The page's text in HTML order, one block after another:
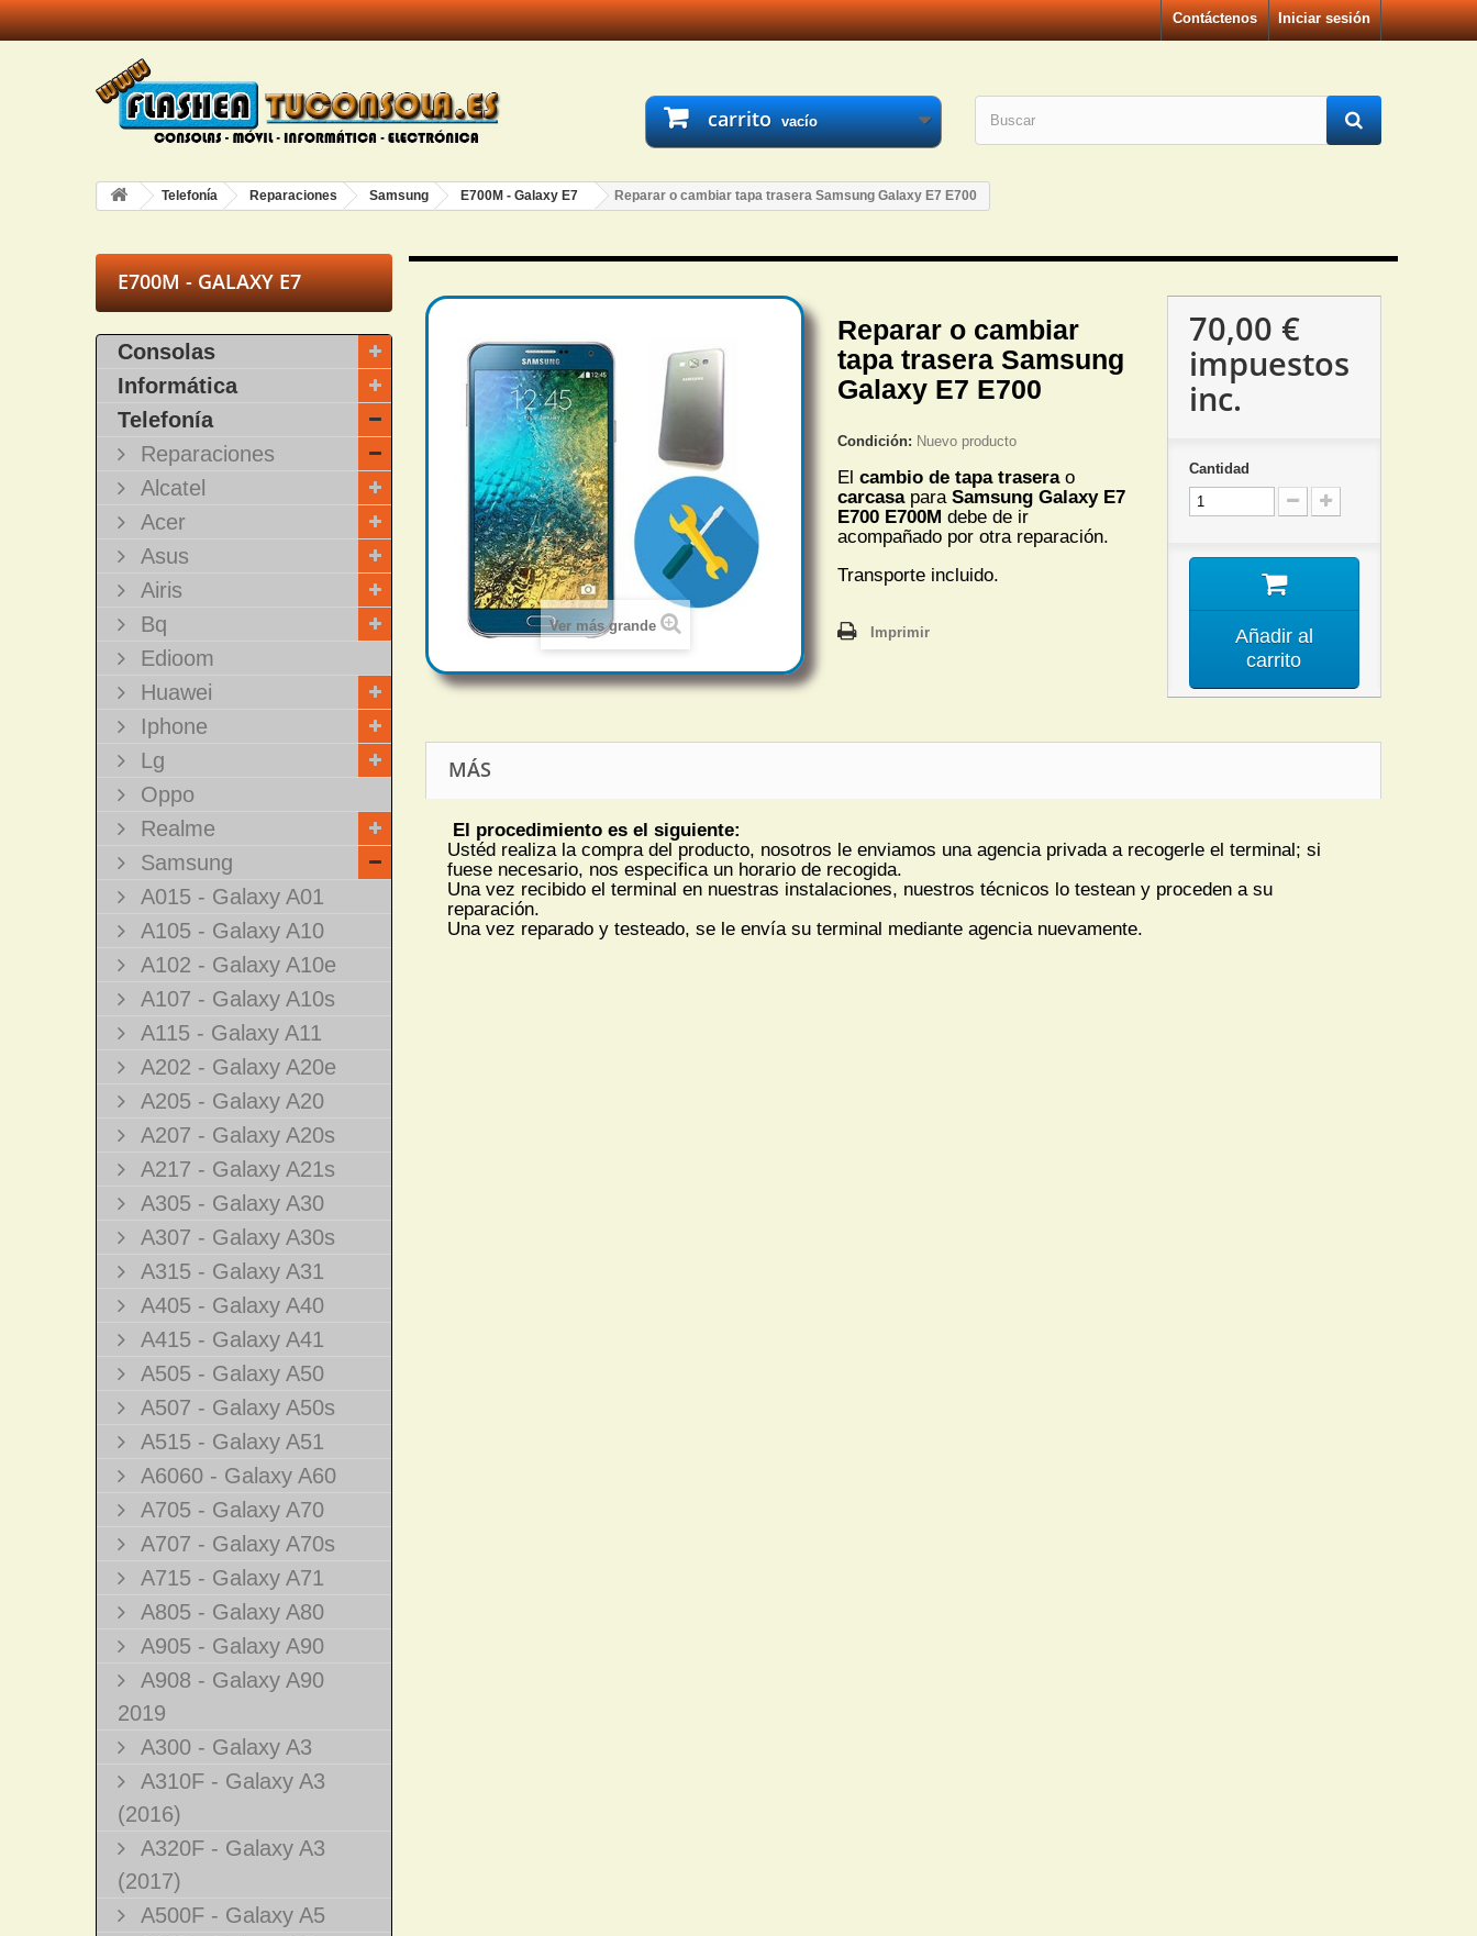
Iniciar sesión
Contáctenos
carrito vacío
Telefonía Reparaciones Samsung E700M - Galaxy E7 Reparar o cambiar tapa trasera Samsung Galaxy E7 E700
E700M - GALAXY E7
Consolas
Informática
Telefonía
Reparaciones
Alcatel
Acer
Asus
Airis
Bq
Edioom
Huawei
Iphone
Lg
Oppo
Realme
Samsung
A015 - Galaxy A01
A105 - Galaxy A10
A102 - Galaxy A10e
A107 - Galaxy A10s
A115 - Galaxy A11
A202 - Galaxy A20e
A205 - Galaxy A20
A207 - Galaxy A20s
A217 - Galaxy A21s
A305 - Galaxy A30
A307 - Galaxy A30s
A315 - Galaxy A31
A405 - Galaxy A40
A415 - Galaxy A41
A505 - Galaxy A50
A507 - Galaxy A50s
A515 - Galaxy A51
A6060 - Galaxy A60
A705 - Galaxy A70
A707 - Galaxy A70s
A715 - Galaxy A71
A805 - Galaxy A80
A905 - Galaxy A90
A908 - Galaxy A90
2019
A300 - Galaxy A3
A310F - Galaxy A3
(2016)
A320F - Galaxy A3
(2017)
A500F - Galaxy A5
Ver más grande
Reparar o cambiar
tapa trasera Samsung
Galaxy E7 E700
Condición: Nuevo producto
El cambio de tapa traserao
carcasapara Samsung Galaxy E7
E700 E700M debe de ir
acompañado por otra reparación.
Transporte incluido.
Imprimir
70,00 €
impuestos
inc.
Cantidad
Añadir al
carrito
MÁS
El procedimiento es el siguiente:
Ustéd realiza la compra del producto, nosotros le enviamos una agencia privada a recogerle el terminal; si
fuese necesario, nos especifica un horario de recogida.
Una vez recibido el terminal en nuestras instalaciones, nuestros técnicos lo testean y proceden a su
reparación.
Una vez reparado y testeado, se le envía su terminal mediante agencia nuevamente.